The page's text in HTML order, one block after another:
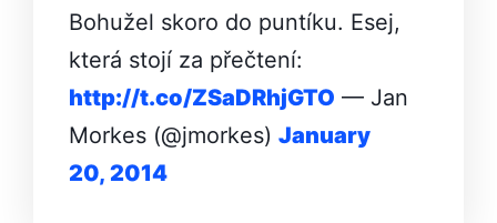
Bohužel skoro do puntíku. Esej,
která stojí za přečtení:
http://t.co/ZSaD­RhjGTO — Jan
Morkes (@jmorkes) January
20, 2014